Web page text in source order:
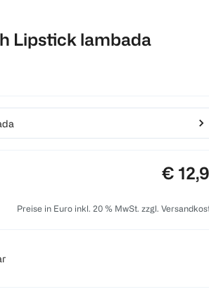
Lipstick lambada
Preis:
€
Preise in Euro inkl. 20 % MwSt. zzgl.